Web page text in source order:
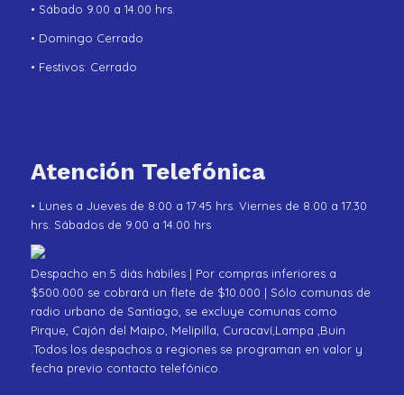
• Sábado 9.00 a 14.00 hrs.
• Domingo Cerrado
• Festivos: Cerrado
Atención Telefónica
• Lunes a Jueves de 8:00 a 17:45 hrs. Viernes de 8.00 a 17.30
hrs. Sábados de 9.00 a 14.00 hrs
Despacho en 5 diás hábiles | Por compras inferiores a
$500.000 se cobrará un flete de $10.000 | Sólo comunas de
radio urbano de Santiago, se excluye comunas como
Pirque, Cajón del Maipo, Melipilla, Curacaví,Lampa ,Buin
.Todos los despachos a regiones se programan en valor y
fecha previo contacto telefónico.